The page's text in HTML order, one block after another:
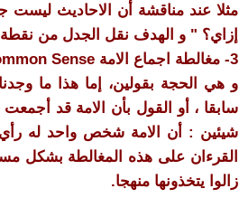
مثلا عند مناقشة أن الاحاديث
إزاي؟ " و الهدف نقل الجدل من
3- مغالطة اجماع الامة Common Sense
و هي الحجة بقولين، إما هذا ما
سابقا ، أو القول بأن الامة قد
شيئين : أن الامة شخص واحد له
القرءان على هذه المغالطة بشكل
زالوا يتخذونها منهجا.